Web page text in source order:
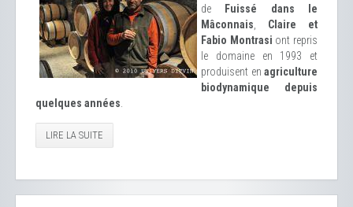
de
Fuissé dans le
Mâconnais
Claire et
Fabio Montrasi ont repris
le domaine en 1993 et
produisent en agriculture
biodynamique depuis
quelques années
LIRE LA SUITE